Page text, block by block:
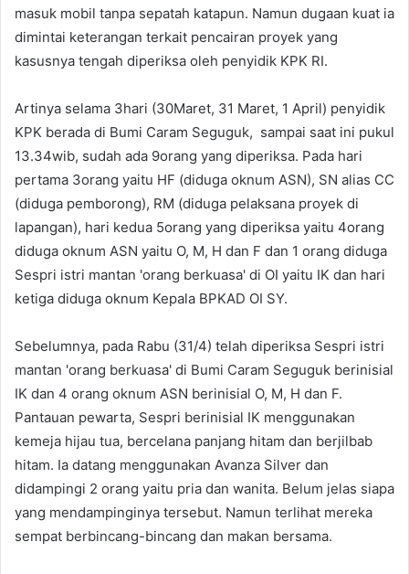
masuk mobil tanpa sepatah katapun. Namun dugaan kuat ia
dimintai keterangan terkait pencairan proyek yang
kasusnya tengah diperiksa oleh penyidik KPK RI.
Artinya selama 3hari (30Maret, 31 Maret, 1 April) penyidik
KPK berada di Bumi Caram Seguguk, sampai saat ini pukul
13.34wib, sudah ada 9orang yang diperiksa. Pada hari
pertama 3orang yaitu HF (diduga oknum ASN), SN alias CC
(diduga pemborong), RM (diduga pelaksana proyek di
lapangan), hari kedua 5orang yang diperiksa yaitu 4orang
diduga oknum ASN yaitu O, M, H dan F dan 1 orang diduga
Sespri istri mantan 'orang berkuasa' di OI yaitu IK dan hari
ketiga diduga oknum Kepala BPKAD OI SY.
Sebelumnya, pada Rabu (31/4) telah diperiksa Sespri istri
mantan 'orang berkuasa' di Bumi Caram Seguguk berinisial
IK dan 4 orang oknum ASN berinisial O, M, H dan F.
Pantauan pewarta, Sespri berinisial IK menggunakan
kemeja hijau tua, bercelana panjang hitam dan berjilbab
hitam. Ia datang menggunakan Avanza Silver dan
didampingi 2 orang yaitu pria dan wanita. Belum jelas siapa
yang mendampinginya tersebut. Namun terlihat mereka
sempat berbincang-bincang dan makan bersama.